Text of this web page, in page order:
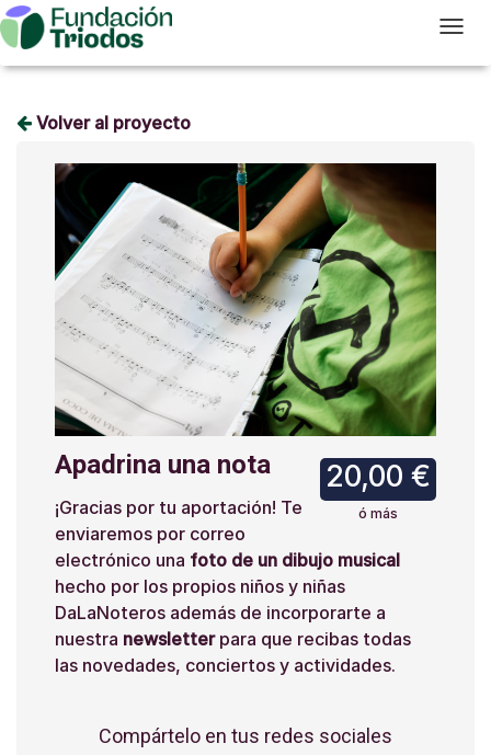
T
Volver al proyecto
20,00 €
ó más
Apadrina una nota
¡Gracias por tu aportación! Te
enviaremos por correo
electrónico una foto de un dibujo musical
hecho por los propios niños y niñas
DaLaNoteros además de incorporarte a
nuestra newsletterpara que recibas todas
las novedades, conciertos y actividades.
Compártelo en tus redes sociales